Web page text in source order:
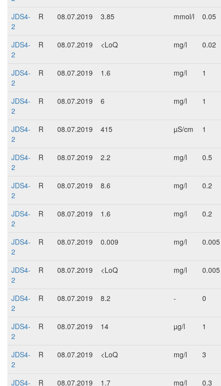
JDS4-
2
R 08.07.2019 3.85 mmol/l 0.05
JDS4-
2
R 08.07.2019 <LoQ mg/l 0.02
JDS4-
2
R 08.07.2019 1.6 mg/l 1
JDS4-
2
R 08.07.2019 6 mg/l 1
JDS4-
2
R 08.07.2019 415 µS/cm 1
JDS4-
2
R 08.07.2019 2.2 mg/l 0.5
JDS4-
2
R 08.07.2019 8.6 mg/l 0.2
JDS4-
2
R 08.07.2019 1.6 mg/l 0.2
JDS4-
2
R 08.07.2019 0.009 mg/l 0.005
JDS4-
2
R 08.07.2019 <LoQ mg/l 0.005
JDS4-
2
R 08.07.2019 8.2 - 0
JDS4-
2
R 08.07.2019 14 µg/l 1
JDS4-
2
R 08.07.2019 <LoQ mg/l 3
JDS4- R 08.07.2019 1.7 mg/l 0.3